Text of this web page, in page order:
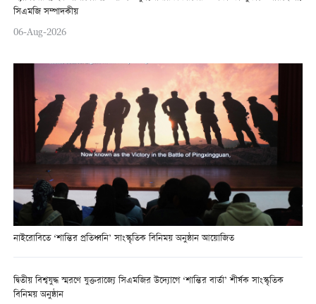
সিএমজি সম্পাদকীয়
06-Aug-2026
নাইরোবিতে ‘শান্তির প্রতিধ্বনি’ সাংস্কৃতিক বিনিময় অনুষ্ঠান আয়োজিত
দ্বিতীয় বিশ্বযুদ্ধ স্মরণে যুক্তরাজ্যে সিএমজির উদ্যোগে ‘শান্তির বার্তা’ শীর্ষক সাংস্কৃতিক
বিনিময় অনুষ্ঠান